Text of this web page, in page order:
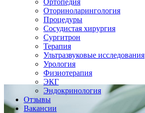
Ортопедия
Оториноларингология
Процедуры
Сосудистая хирургия
Сургитрон
Терапия
Ультразвуковые исследования
Урология
Физиотерапия
ЭКГ
Эндокринология
Отзывы
Вакансии